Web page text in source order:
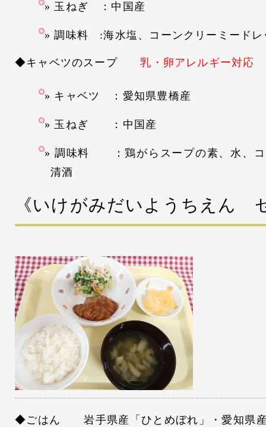
玉ねぎ ：中国産
調味料 :海水塩、コーンクリーミードレ
◆キャベツのスープ乳・卵アレルギー対応
キャベツ ：愛知県豊橋産
玉ねぎ ：中国産
調味料 ：鶏がらスープの素、水、コ
清酒
《いけがみだいようちえん
◆ごはん 岩手県産「ひとめぼれ」・愛知県産